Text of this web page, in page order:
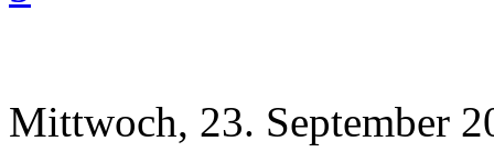
Mittwoch, 23. September